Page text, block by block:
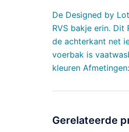
De Designed by
RVS bakje erin.
de achterkant net
voerbak is
kleuren
Gerelateerde